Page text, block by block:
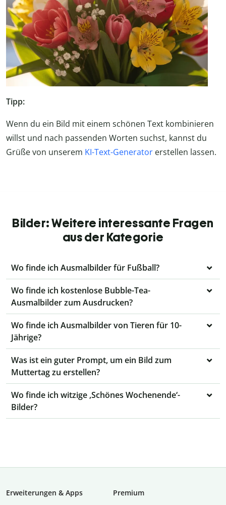
Tipp:
Wenn du ein Bild mit einem schönen Text kombinieren
willst und nach passenden Worten suchst, kannst du
Grüße von unserem KI-Text-Generator erstellen lassen.
Bilder: Weitere interessante Fragen
aus der Kategorie
Wo finde ich Ausmalbilder für Fußball?
Wo finde ich kostenlose Bubble-Tea-
Ausmalbilder zum Ausdrucken?
Wo finde ich Ausmalbilder von Tieren für 10-
Jährige?
Was ist ein guter Prompt, um ein Bild zum
Muttertag zu erstellen?
Wo finde ich witzige ‚Schönes Wochenende‘-
Bilder?
Erweiterungen & Apps
Premium